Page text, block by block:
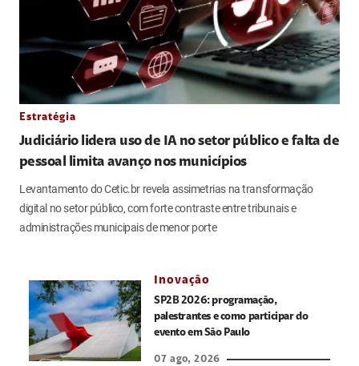
Estratégia
Judiciário lidera uso de IA no setor público e falta de
pessoal limita avanço nos municípios
Levantamento do Cetic.br revela assimetrias na transformação
digital no setor público, com forte contraste entre tribunais e
administrações municipais de menor porte
Inovação
SP2B 2026: programação,
palestrantes e como participar do
evento em São Paulo
07 ago, 2026